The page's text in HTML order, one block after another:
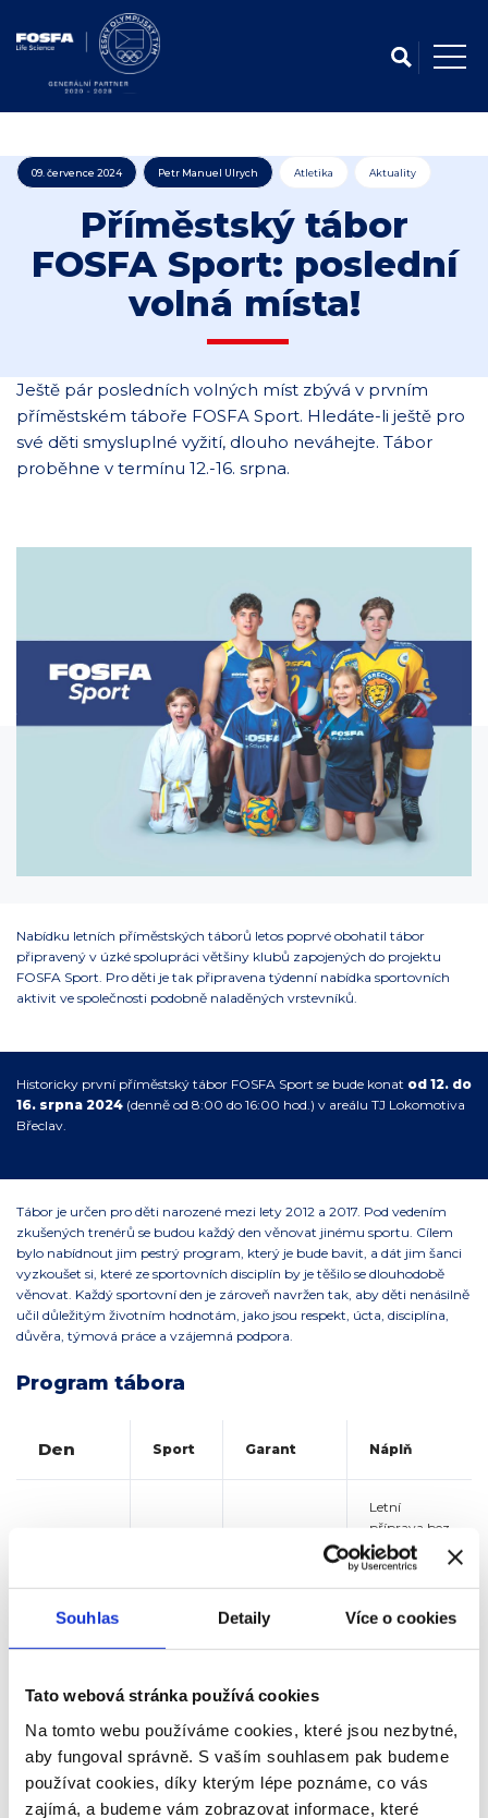
Souhlas Detaily Více o cookies
Tato webová stránka používá cookies
Na tomto webu používáme cookies, které jsou nezbytné,
aby fungoval správně. S vaším souhlasem pak budeme
používat cookies, díky kterým lépe poznáme, co vás
zajímá, a budeme vám zobrazovat informace, které
09. července 2024 Petr Manuel Ulrych Atletika Aktuality
Příměstský tábor
FOSFA Sport: poslední
volná místa!
Ještě pár posledních volných míst zbývá v prvním
příměstském táboře FOSFA Sport. Hledáte-li ještě pro
své děti smysluplné vyžití, dlouho neváhejte. Tábor
proběhne v termínu 12.-16. srpna.
Nabídku letních příměstských táborů letos poprvé obohatil tábor
připravený v úzké spolupráci většiny klubů zapojených do projektu
FOSFA Sport. Pro děti je tak připravena týdenní nabídka sportovních
aktivit ve společnosti podobně naladěných vrstevníků.
Historicky první příměstský tábor FOSFA Sport se bude konat od 12. do
16. srpna 2024 (denně od 8:00 do 16:00 hod.) v areálu TJ Lokomotiva
Břeclav.
Tábor je určen pro děti narozené mezi lety 2012 a 2017. Pod vedením
zkušených trenérů se budou každý den věnovat jinému sportu. Cílem
bylo nabídnout jim pestrý program, který je bude bavit, a dát jim šanci
vyzkoušet si, které ze sportovních disciplín by je těšilo se dlouhodobě
věnovat. Každý sportovní den je zároveň navržen tak, aby děti nenásilně
učil důležitým životním hodnotám, jako jsou respekt, úcta, disciplína,
důvěra, týmová práce a vzájemná podpora.
Program tábora
Den Sport Garant Náplň
Letní
příprava bez
ledu – výuka
základů
hokeje, den
plný zábavy
Úterý volejbal
VO FOSFA
Lokomotiva
Břeclav
procvičení
základních
dovedností